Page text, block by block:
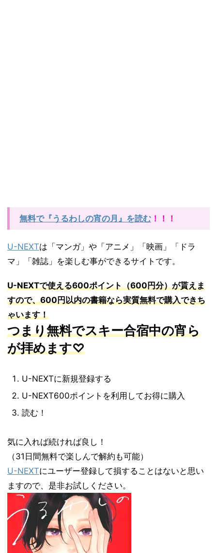
無料で『うるわしの宵の月』を読む ！！！
U-NEXTは「マンガ」や「アニメ」「映画」「ドラ
マ」「雑誌」を楽しむ事ができるサイトです。
U-NEXTで使える600ポイント（600円分）が貰えま
すので、600円以内の書籍なら実質無料で購入できち
ゃいます！
つまり無料でスキー合宿中の宵ら
が拝めます♡
U-NEXTに新規登録する
U-NEXT600ポイントを利用してお得に購入
読む！
気に入れば続ければ良し！
（31日間無料で楽しんで解約も可能）
U-NEXTにユーザー登録して損することはないと思い
ますので、是非お試しください。